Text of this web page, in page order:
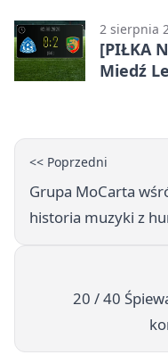
2 sierpnia
[PIŁKA
Miedź
<< Poprzedni
Grupa MoCarta
historia muzyki z
20 / 40